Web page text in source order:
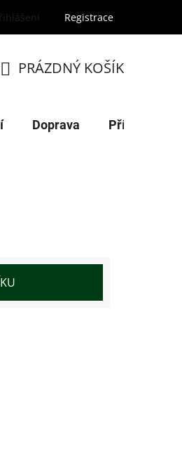
Registrace
KOŠÍK
PRÁZDNÝ KOŠÍK
Doprava Příroda